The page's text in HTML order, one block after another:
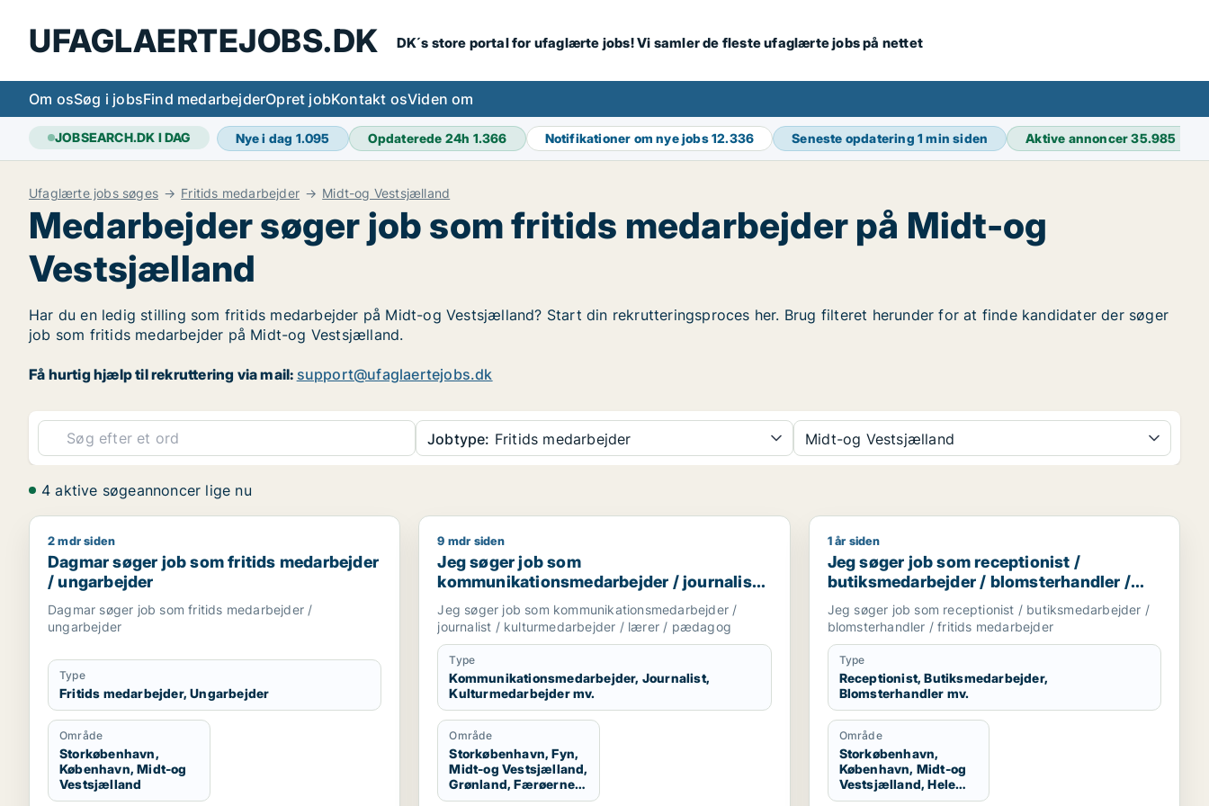
UFAGLAERTEJOBS.DK DK´s store portal for ufaglærte jobs! Vi samler de fleste ufaglærte jobs på nettet
Om osSøg i jobsFind medarbejderOpret jobKontakt osViden om
JOBSEARCH.DK I DAG Nye i dag 1.095 Opdaterede 24h 1.366 Notifikationer om nye jobs12.336 Seneste opdatering1 min siden Aktive annoncer35.985
Ufaglærte jobs søges Fritids medarbejder Midt-og Vestsjælland
Medarbejder søger job som fritids medarbejder på Midt-og
Vestsjælland
Har du en ledig stilling som fritids medarbejder på Midt-og Vestsjælland? Start din rekrutteringsproces her. Brug filteret herunder for at finde kandidater der søger
job som fritids medarbejder på Midt-og Vestsjælland.
Få hurtig hjælp til rekruttering via mail: support@ufaglaertejobs.dk
Jobtype: Fritids medarbejder Midt-og Vestsjælland
4 aktive søgeannoncer lige nu
Dagmar søger job som fritids medarbejder / ungarbejder
2 mdr siden
Dagmar søger job som fritids medarbejder
/ ungarbejder
Dagmar søger job som fritids medarbejder /
ungarbejder
Type
Fritids medarbejder, Ungarbejder
Område
Storkøbenhavn,
København, Midt-og
Vestsjælland
Jeg søger job som kommunikationsmedarbejder / journalist / kulturmedarbejder / lærer / pædagog
9 mdr siden
Jeg søger job som
kommunikationsmedarbejder / journalist /
kulturmedarbejder / lærer / pædagog
Jeg søger job som kommunikationsmedarbejder /
journalist / kulturmedarbejder / lærer / pædagog
Type
Kommunikationsmedarbejder, Journalist,
Kulturmedarbejder mv.
Område
Storkøbenhavn, Fyn,
Midt-og Vestsjælland,
Grønland, Færøerne,
Udlandet
Jeg søger job som receptionist / butiksmedarbejder
1 år siden
Jeg søger job som receptionist /
butiksmedarbejder / blomsterhandler /
fritids medarbejder
Jeg søger job som receptionist / butiksmedarbejder /
blomsterhandler / fritids medarbejder
Type
Receptionist, Butiksmedarbejder,
Blomsterhandler mv.
Område
Storkøbenhavn,
København, Midt-og
Vestsjælland, Hele
Sjælland